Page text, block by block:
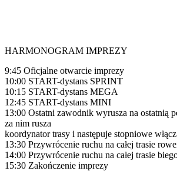
HARMONOGRAM IMPREZY
9:45 Oficjalne otwarcie imprezy
10:00 START-dystans SPRINT
10:15 START-dystans MEGA
12:45 START-dystans MINI
13:00 Ostatni zawodnik wyrusza na ostatnią
za nim rusza
koordynator trasy i następuje stopniowe
13:30 Przywrócenie ruchu na całej trasie
14:00 Przywrócenie ruchu na całej trasie
15:30 Zakończenie imprezy